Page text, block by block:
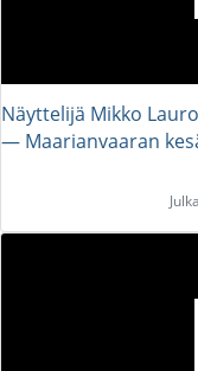
Näyttelijä Mikko
― Maarianvaaran